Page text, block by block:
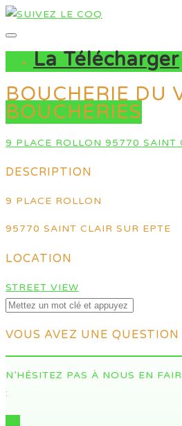
La Télécharger
BOUCHERIE DU
BOUCHERIES
9 PLACE ROLLON 95770 SAINT
DESCRIPTION
9 PLACE ROLLON
95770 SAINT CLAIR SUR EPTE
LOCATION
STREET VIEW
VOUS AVEZ UNE QUESTION
N’HÉSITEZ PAS À NOUS EN
: